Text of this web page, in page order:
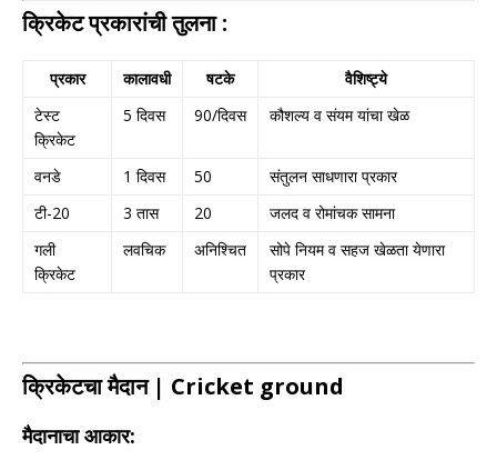
क्रिकेट प्रकारांची तुलना :
प्रकार कालावधी षटके
वैशिष्ट्ये
टेस्ट
क्रिकेट
5 दिवस 90/दिवस कौशल्य व संयम यांचा खेळ
वनडे 1 दिवस 50
संतुलन साधणारा प्रकार
टी-20
3 तास 20
जलद व रोमांचक सामना
गली
क्रिकेट
लवचिक अनिश्चित
सोपे नियम व सहज खेळता येणारा
प्रकार
क्रिकेटचा मैदान| Cricket ground
मैदानाचा आकार: